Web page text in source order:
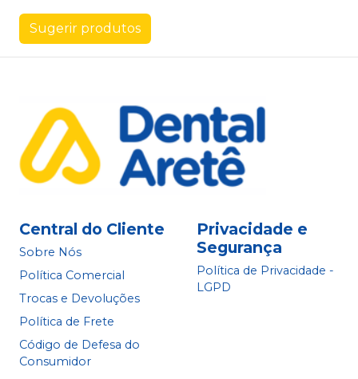
Sugerir produtos
Central do Cliente
Sobre Nós
Política Comercial
Trocas e Devoluções
Política de Frete
Código de Defesa do
Consumidor
Privacidade e
Segurança
Política de Privacidade -
LGPD